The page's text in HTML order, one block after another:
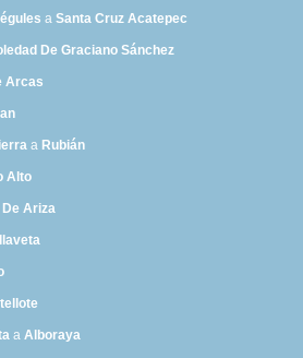
aSanta Cruz Acatepec
De Graciano Sánchez
Arcas
a Rubián
Alto
De Ariza
aAlboraya